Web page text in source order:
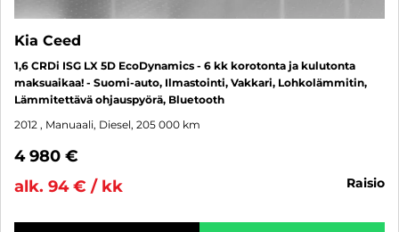
Kia Ceed
1,6 CRDi ISG LX 5D EcoDynamics - 6 kk korotonta ja kulutonta
maksuaikaa! - Suomi-auto, Ilmastointi, Vakkari, Lohkolämmitin,
Lämmitettävä ohjauspyörä, Bluetooth
2012 , Manuaali, Diesel, 205 000 km
4 980 €
alk. 94 € / kk
raisio